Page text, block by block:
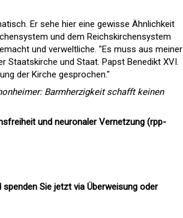
Er sehe hier eine gewisse Ähnlichkeit
und dem Reichskirchensystem
und verweltliche. "Es muss aus meiner
Staatskirche und Staat. Papst Benedikt XVI.
der Kirche gesprochen."
Barmherzigkeit schafft keinen
und neuronaler Vernetzung (rpp-
Sie jetzt via Überweisung oder